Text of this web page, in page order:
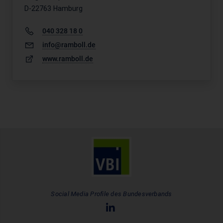
D-22763 Hamburg
040 328 18 0
info@ramboll.de
www.ramboll.de
Social Media Profile des Bundesverbands